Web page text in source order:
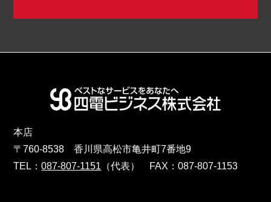
本店
〒760-8538 香川県高松市亀井町7番地9
TEL：087-807-1151 （代表） FAX：087-807-1153